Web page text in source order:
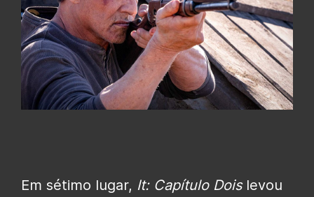
Em sétimo lugar, It: Capítulo Doislevou